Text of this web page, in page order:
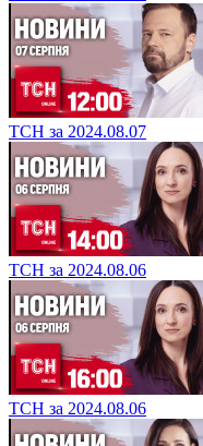
ТСН за 2024.08.07
ТСН за 2024.08.06
ТСН за 2024.08.06